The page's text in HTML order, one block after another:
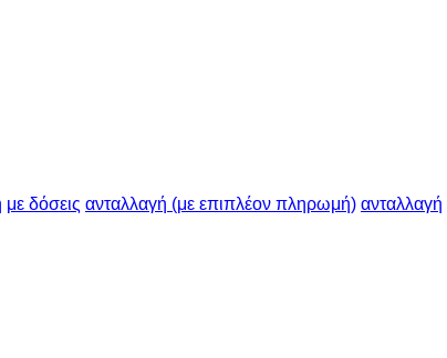
με δόσεις ανταλλαγή (με επιπλέον πληρωμή) ανταλλαγή